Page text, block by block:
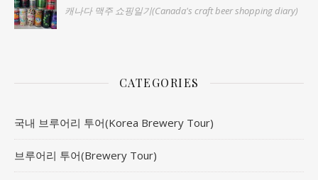
캐나다 맥주 쇼핑일기(Canada's craft beer shopping diary)
CATEGORIES
국내 브루어리 투어(Korea Brewery Tour)
브루어리 투어(Brewery Tour)